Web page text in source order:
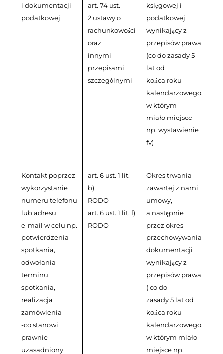
i dokumentacji
podatkowej
art. 74 ust.
2 ustawy o
rachunkowości
oraz
innymi
przepisami
szczególnymi
księgowej i
podatkowej
wynikający z
przepisów prawa
(co do zasady 5
lat od
końca roku
kalendarzowego,
w którym
miało miejsce
np. wystawienie
fv)
Kontakt poprzez
wykorzystanie
numeru telefonu
lub adresu
e-mail w celu np.
potwierdzenia
spotkania,
odwołania
terminu
spotkania,
realizacja
zamówienia
-co stanowi
prawnie
uzasadniony
art. 6 ust. 1 lit.
b)
RODO
art. 6 ust. 1 lit. f)
RODO
Okres trwania
zawartej z nami
umowy,
a następnie
przez okres
przechowywania
dokumentacji
wynikający z
przepisów prawa
( co do
zasady 5 lat od
końca roku
kalendarzowego,
w którym miało
miejsce np.